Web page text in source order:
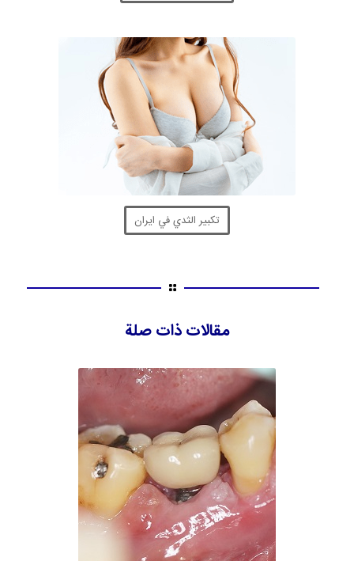
تكبير الثدي في ايران
مقالات ذات صلة